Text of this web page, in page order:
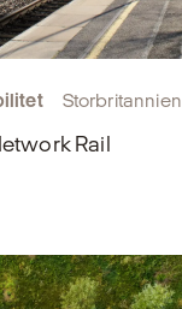
Storbritannien
Rail